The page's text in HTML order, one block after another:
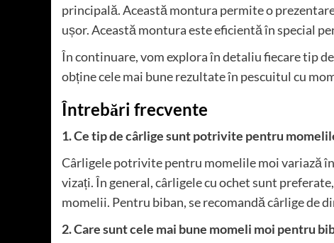
principală. Această montura permite o
ușor. Această montura este eficientă în special
În continuare, vom explora în detaliu fiecare tip
obține cele mai bune rezultate în pescuitul cu
Întrebări frecvente
1. Ce tip de cârlige sunt potrivite pentru
Cârligele potrivite pentru momelile moi variază
vizați. În general, cârligele cu ochet sunt
momelii. Pentru biban, se recomandă cârlige de
2. Care sunt cele mai bune momeli moi pentru